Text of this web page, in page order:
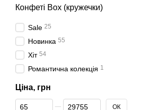
Конфеті Box (кружечки)
Sale 25
Новинка 55
Хіт 54
Романтична колекція 1
Ціна, грн
Від Ціна, грн
До Ціна, грн ОК